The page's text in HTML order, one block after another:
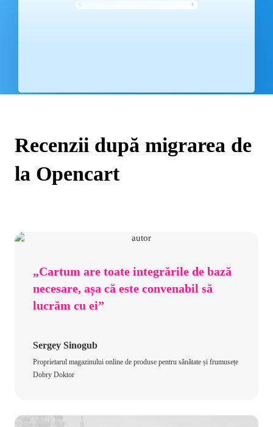
Recenzii după migrarea de
la Opencart
„Cartum are toate integrările de bază
necesare, așa că este convenabil să
lucrăm cu ei”
Sergey Sinogub
Proprietarul magazinului online de produse pentru sănătate și frumusețe
Dobry Doktor